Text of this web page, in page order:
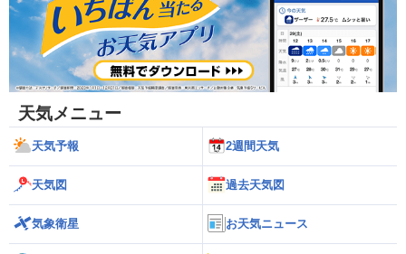
天気メニュー
天気予報 2週間天気
天気図 過去天気図
気象衛星 お天気ニュース